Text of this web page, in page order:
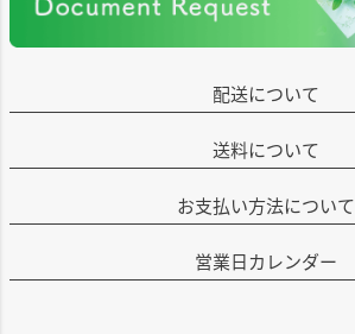
配送について
送料について
お支払い方法について
営業日カレンダー